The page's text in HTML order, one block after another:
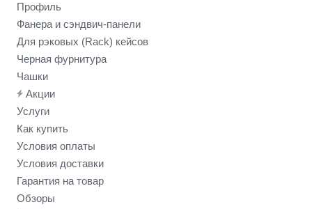
Профиль
Фанера и сэндвич-панели
Для рэковых (Rack) кейсов
Черная фурнитура
Чашки
Акции
Услуги
Как купить
Условия оплаты
Условия доставки
Гарантия на товар
Обзоры